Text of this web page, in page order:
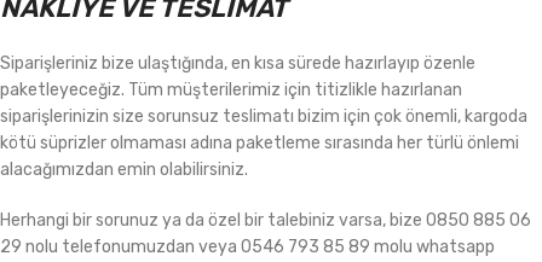
NAKLİYE VE TESLİMAT
Siparişleriniz bize ulaştığında, en kısa sürede hazırlayıp özenle
paketleyeceğiz. Tüm müşterilerimiz için titizlikle hazırlanan
siparişlerinizin size sorunsuz teslimatı bizim için çok önemli, kargoda
kötü süprizler olmaması adına paketleme sırasında her türlü önlemi
alacağımızdan emin olabilirsiniz.
Herhangi bir sorunuz ya da özel bir talebiniz varsa, bize 0850 885 06
29 nolu telefonumuzdan veya 0546 793 85 89 molu whatsapp